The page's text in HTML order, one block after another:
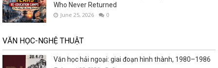
Who Never Returned
June 25, 2026 0
VĂN HỌC-NGHỆ THUẬT
Văn học hải ngoại: giai đoạn hình thành, 1980–1986